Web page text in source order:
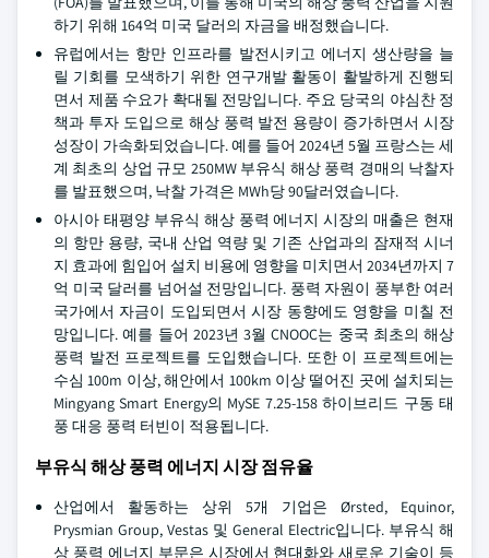
하기 위해 164억 미국 달러의 자금을 배정했습니다.
유럽에서는 항만 인프라를 발전시키고 에너지 생산량을 늘
릴 기회를 모색하기 위한 연구개발 활동이 활발하게 진행되
면서 제품 수요가 확대될 전망입니다. 주요 당국의 야심찬 정
책과 투자 도입으로 해상 풍력 발전 용량이 증가하면서 시장
성장이 가속화되었습니다. 예를 들어 2024년 5월 프랑스는 세
계 최초의 상업 규모 250MW 부유식 해상 풍력 경매의 낙찰자
를 발표했으며, 낙찰 가격은 MWh당 90달러였습니다.
아시아 태평양 부유식 해상 풍력 에너지 시장의 매출은 현재
의 항만 용량, 국내 산업 역량 및 기존 산업과의 잠재적 시너
지 효과에 힘입어 설치 비용에 영향을 미치면서 2034년까지 7
억 미국 달러를 넘어설 전망입니다. 풍력 자원이 풍부한 여러
국가에서 자금이 도입되면서 시장 동향에도 영향을 미칠 전
망입니다. 예를 들어 2023년 3월 CNOOC는 중국 최초의 해상
풍력 발전 프로젝트를 도입했습니다. 또한 이 프로젝트에는
수심 100m 이상, 해안에서 100km 이상 떨어진 곳에 설치되는
Mingyang Smart Energy의 MySE 7.25-158 하이브리드 구동 태
풍 대응 풍력 터빈이 적용됩니다.
부유식 해상 풍력 에너지 시장 점유율
산업에서 활동하는 상위 5개 기업은 Ørsted, Equinor,
Prysmian Group, Vestas 및 General Electric입니다. 부유식 해
상 풍력 에너지 부문은 시장에서 현대화와 새로운 기술이 등